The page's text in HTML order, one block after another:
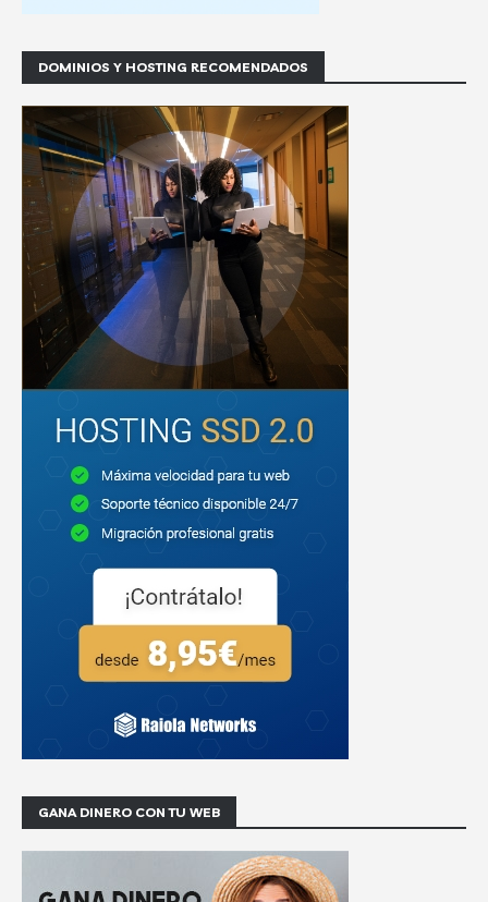
DOMINIOS Y HOSTING RECOMENDADOS
GANA DINERO CON TU WEB